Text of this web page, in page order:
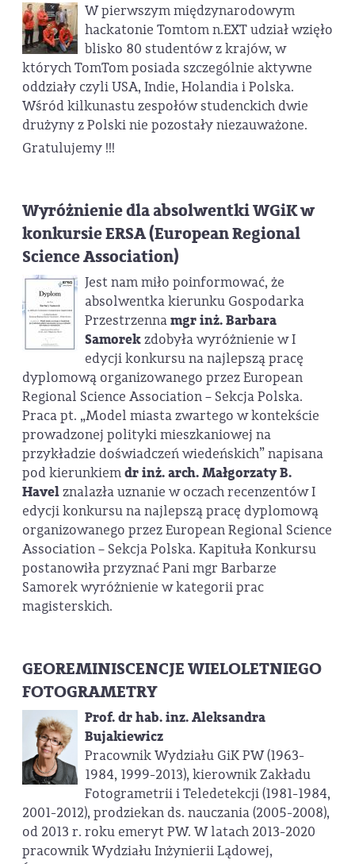
W pierwszym międzynarodowym
hackatonie Tomtom n.EXT udział wzięło
blisko 80 studentów z krajów, w
których TomTom posiada szczególnie aktywne
oddziały czyli USA, Indie, Holandia i Polska.
Wśród kilkunastu zespołów studenckich dwie
drużyny z Polski nie pozostały niezauważone.
Gratulujemy !!!
Wyróżnienie dla absolwentki WGiK w
konkursie ERSA (European Regional
Science Association)
Jest nam miło poinformować, że
absolwentka kierunku Gospodarka
Przestrzennamgr inż. Barbara
Samorekzdobyła wyróżnienie w I
edycji konkursu na najlepszą pracę
dyplomową organizowanego przez European
Regional Science Association – Sekcja Polska.
Praca pt. „Model miasta zwartego w kontekście
prowadzonej polityki mieszkaniowej na
przykładzie doświadczeń wiedeńskich” napisana
pod kierunkiemdr inż. arch. Małgorzaty B.
Havelznalazła uznanie w oczach recenzentów I
edycji konkursu na najlepszą pracę dyplomową
organizowanego przez European Regional Science
Association – Sekcja Polska. Kapituła Konkursu
postanowiła przyznać Pani mgr Barbarze
Samorek wyróżnienie w kategorii prac
magisterskich.
GEOREMINISCENCJE WIELOLETNIEGO
FOTOGRAMETRY
Prof. dr hab. inz. Aleksandra
Bujakiewicz
Pracownik Wydziału GiK PW (1963-
1984, 1999-2013), kierownik Zakładu
Fotogrametrii i Teledetekcji (1981-1984,
2001-2012), prodziekan ds. nauczania (2005-2008),
od 2013 r. roku emeryt PW. W latach 2013-2020
pracownik Wydziału Inżynierii Lądowej,